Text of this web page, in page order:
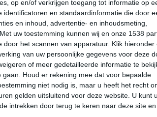
op en/of verkrijgen toegang tot informatie op
en standaardinformatie die door
en inhoud, advertentie- en inhoudsmeting,
Met uw toestemming kunnen wij en onze 1538
het scannen van apparatuur. Klik hieronder
van uw persoonlijke gegevens voor deze
of meer gedetailleerde informatie te
Houd er rekening mee dat voor bepaalde
niet nodig is, maar u heeft het recht
gelden uitsluitend voor deze website. U kunt
intrekken door terug te keren naar deze site
06:00 09:00
06:00 09:00
3 N 3 N 3